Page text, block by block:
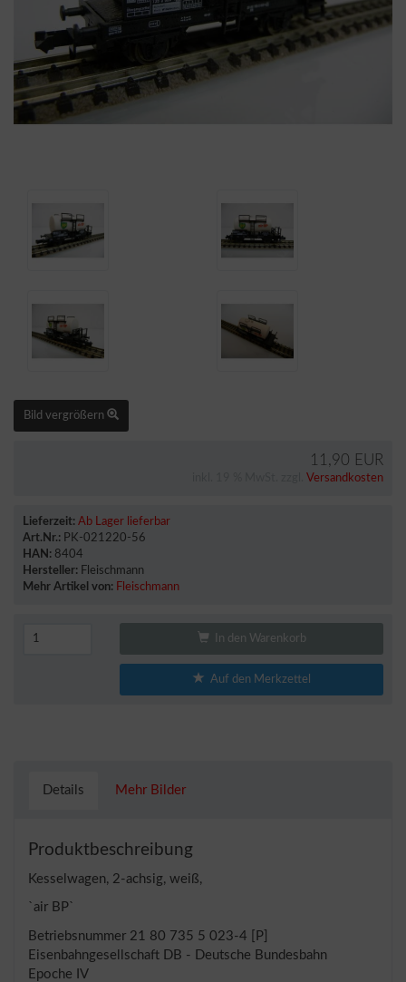
Bild vergrößern
11,90 EUR
Versandkosten
Lieferzeit: Ab Lager lieferbar
Art.Nr.: PK-021220-56
HAN: 8404
Hersteller: Fleischmann
Mehr Artikel von: Fleischmann
In den Warenkorb
Auf den Merkzettel
Details Mehr Bilder
Produktbeschreibung
Kesselwagen, 2-achsig, weiß,
`air BP`
Betriebsnummer 21 80 735 5 023-4 [P]
Eisenbahngesellschaft DB - Deutsche Bundesbahn
Epoche IV